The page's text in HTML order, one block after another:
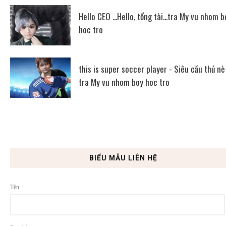
Hello CEO ...Hello, tổng tài...tra My vu nhom
hoc tro
this is super soccer player - Siêu cầu thủ
tra My vu nhom boy hoc tro
BIỂU MẪU LIÊN HỆ
Tên